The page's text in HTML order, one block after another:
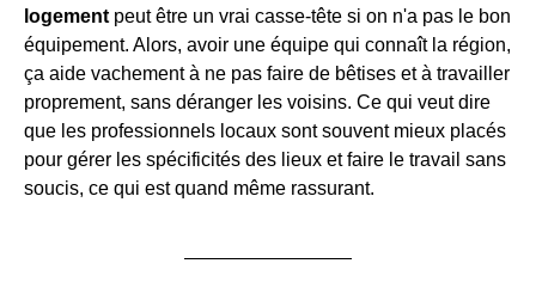
logement peut être un vrai casse-tête si on n'a pas le bon
équipement. Alors, avoir une équipe qui connaît la région,
ça aide vachement à ne pas faire de bêtises et à travailler
proprement, sans déranger les voisins. Ce qui veut dire
que les professionnels locaux sont souvent mieux placés
pour gérer les spécificités des lieux et faire le travail sans
soucis, ce qui est quand même rassurant.